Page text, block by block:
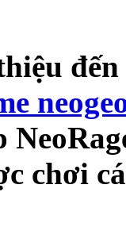
đến
chơi